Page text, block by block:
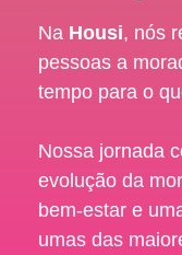
Na Housi, nós
pessoas a
tempo para o
Nossa jornada
evolução da
bem-estar e
umas das